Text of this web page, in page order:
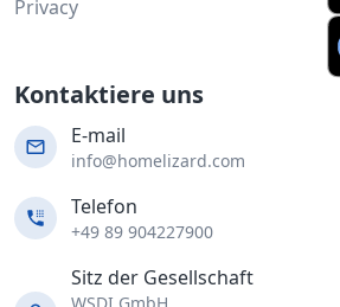
Privacy
Kontaktiere uns
E-mail
info@homelizard.com
Telefon
+49 89 904227900
Sitz der Gesellschaft